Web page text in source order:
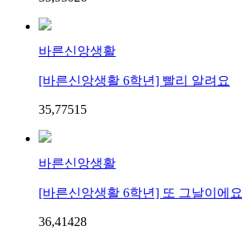
바른신앙생활
[바른신앙생활 6학년] 빨리 알려요
35,7751 5
바른신앙생활
[바른신앙생활 6학년] 또 그날이에요
36,41428